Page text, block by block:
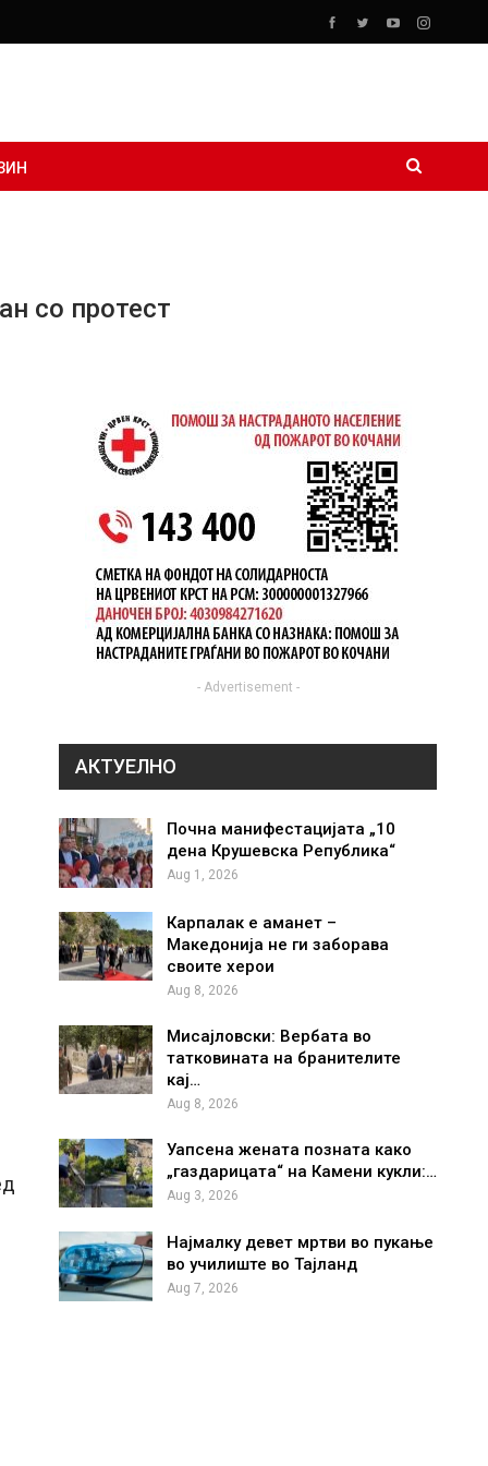
со протест
- Advertisement -
АКТУЕЛНО
Почна манифестацијата „10
дена Крушевска Република“
Aug 1, 2026
Карпалак е аманет –
Македонија не ги заборава
своите херои
Aug 8, 2026
Мисајловски: Вербата во
татковината на бранителите
кај…
Aug 8, 2026
Уапсена жената позната како
„газдарицата“ на Камени кукли:…
Aug 3, 2026
Најмалку девет мртви во пукање
во училиште во Тајланд
Aug 7, 2026